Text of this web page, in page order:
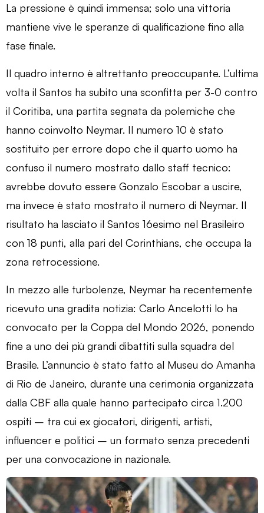
La pressione è quindi immensa; solo una vittoria
mantiene vive le speranze di qualificazione fino alla
fase finale.
Il quadro interno è altrettanto preoccupante. L’ultima
volta il Santos ha subito una sconfitta per 3-0 contro
il Coritiba, una partita segnata da polemiche che
hanno coinvolto Neymar. Il numero 10 è stato
sostituito per errore dopo che il quarto uomo ha
confuso il numero mostrato dallo staff tecnico:
avrebbe dovuto essere Gonzalo Escobar a uscire,
ma invece è stato mostrato il numero di Neymar. Il
risultato ha lasciato il Santos 16esimo nel Brasileiro
con 18 punti, alla pari del Corinthians, che occupa la
zona retrocessione.
In mezzo alle turbolenze, Neymar ha recentemente
ricevuto una gradita notizia: Carlo Ancelotti lo ha
convocato per la Coppa del Mondo 2026, ponendo
fine a uno dei più grandi dibattiti sulla squadra del
Brasile. L’annuncio è stato fatto al Museu do Amanha
di Rio de Janeiro, durante una cerimonia organizzata
dalla CBF alla quale hanno partecipato circa 1.200
ospiti – tra cui ex giocatori, dirigenti, artisti,
influencer e politici – un formato senza precedenti
per una convocazione in nazionale.